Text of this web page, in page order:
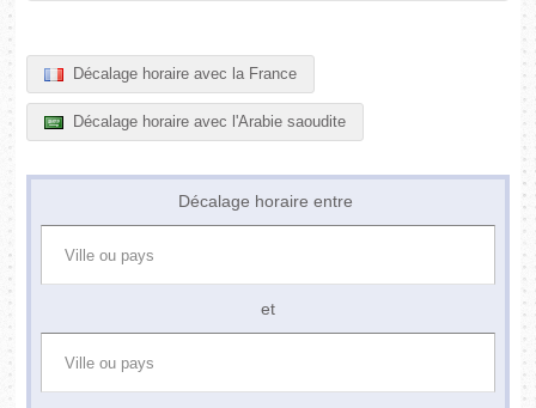
Décalage horaire avec la France
Décalage horaire avec l'Arabie saoudite
Décalage horaire entre
et